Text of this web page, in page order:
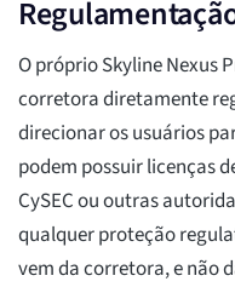
O próprio Skyline Nexus
corretora diretamente
direcionar os usuários
podem possuir licenças
CySEC ou outras
qualquer proteção
vem da corretora, e não